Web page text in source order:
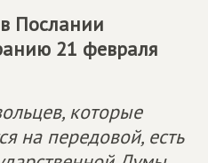
Послании
21 февраля
которые
на передовой, есть